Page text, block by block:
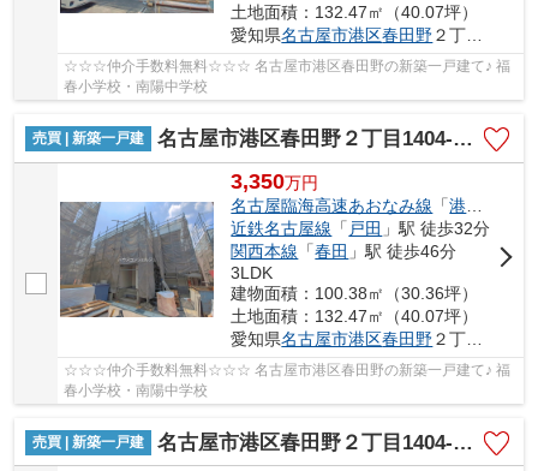
土地面積：132.47㎡（40.07坪）
愛知県名古屋市港区春田野２丁目1404-1
☆☆☆仲介手数料無料☆☆☆ 名古屋市港区春田野の新築一戸建て♪ 福
春小学校・南陽中学校
売買 | 新築一戸建 名古屋市港区春田野２丁目1404-1【仲介手数料無料】新築一戸建て 6号棟
3,350万円
名古屋臨海高速あおなみ線 「港北
近鉄名古屋線 「 戸田 」駅 徒歩32分
関西本線 「春田 」駅 徒歩46分
3LDK
建物面積：100.38㎡（30.36坪）
土地面積：132.47㎡（40.07坪）
愛知県名古屋市港区春田野２丁目1404-1
☆☆☆仲介手数料無料☆☆☆ 名古屋市港区春田野の新築一戸建て♪ 福
春小学校・南陽中学校
売買 | 新築一戸建 名古屋市港区春田野２丁目1404-1【仲介手数料無料】新築一戸建て 7号棟